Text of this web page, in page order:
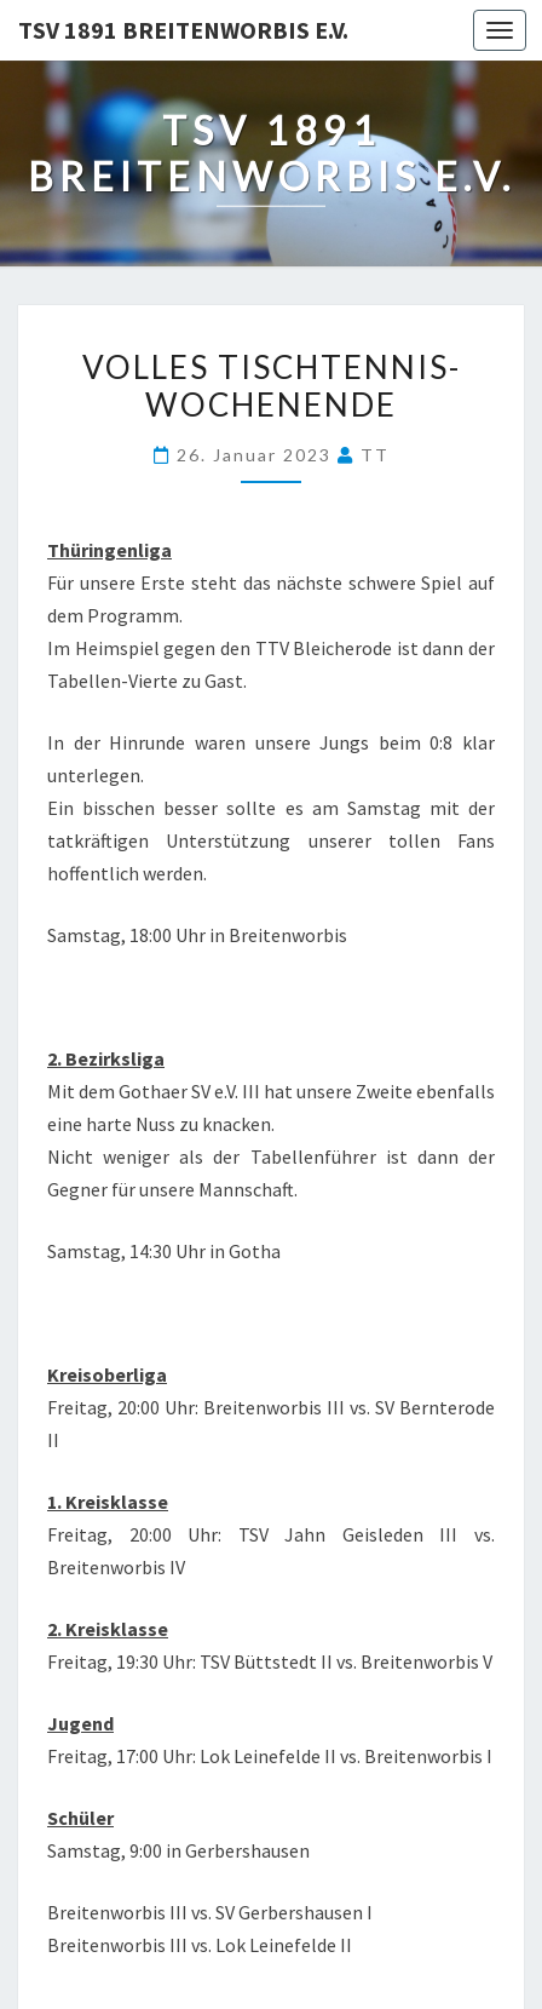
TSV 1891 BREITENWORBIS E.V.
TSV 1891
BREITENWORBIS E.V.
TISCHTENNIS-
WOCHENENDE
VOLLES TISCHTENNIS-
WOCHENENDE
26. Januar 2023 TT
Thüringenliga
Für unsere Erste steht das nächste schwere Spiel auf
dem Programm.
Im Heimspiel gegen den TTV Bleicherode ist dann der
Tabellen-Vierte zu Gast.
In der Hinrunde waren unsere Jungs beim 0:8 klar
unterlegen.
Ein bisschen besser sollte es am Samstag mit der
tatkräftigen Unterstützung unserer tollen Fans
hoffentlich werden.
Samstag, 18:00 Uhr in Breitenworbis
2. Bezirksliga
Mit dem Gothaer SV e.V. III hat unsere Zweite ebenfalls
eine harte Nuss zu knacken.
Nicht weniger als der Tabellenführer ist dann der
Gegner für unsere Mannschaft.
Samstag, 14:30 Uhr in Gotha
Kreisoberliga
Freitag, 20:00 Uhr: Breitenworbis III vs. SV Bernterode
II
1. Kreisklasse
Freitag, 20:00 Uhr: TSV Jahn Geisleden III vs.
Breitenworbis IV
2. Kreisklasse
Freitag, 19:30 Uhr: TSV Büttstedt II vs. Breitenworbis V
Jugend
Freitag, 17:00 Uhr: Lok Leinefelde II vs. Breitenworbis I
Schüler
Samstag, 9:00 in Gerbershausen
Breitenworbis III vs. SV Gerbershausen I
Breitenworbis III vs. Lok Leinefelde II